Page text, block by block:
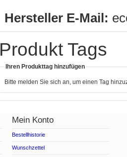
Hersteller E-Mail:
Produkt Tags
Ihren Produkttag hinzufügen
Bitte melden Sie sich an, um einen Tag
Mein Konto
Bestellhistorie
Wunschzettel